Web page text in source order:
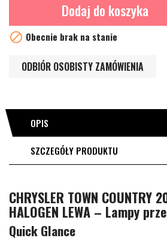
Dodaj do koszyka
 Obecnie brak na stanie
ODBIÓR OSOBISTY ZAMÓWIENIA
OPIS
SZCZEGÓŁY PRODUKTU
CHRYSLER TOWN COUNTRY
HALOGEN LEWA – Lampy
Quick Glance